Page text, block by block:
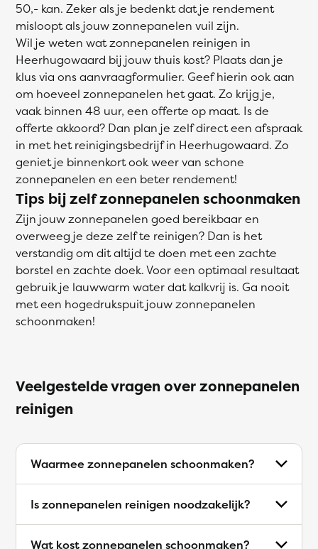
50,- kan. Zeker als je bedenkt dat je rendement
misloopt als jouw zonnepanelen vuil zijn.
Wil je weten wat zonnepanelen reinigen in
Heerhugowaard bij jouw thuis kost? Plaats dan je
klus via ons aanvraagformulier. Geef hierin ook aan
om hoeveel zonnepanelen het gaat. Zo krijg je,
vaak binnen 48 uur, een offerte op maat. Is de
offerte akkoord? Dan plan je zelf direct een afspraak
in met het reinigingsbedrijf in Heerhugowaard. Zo
geniet je binnenkort ook weer van schone
zonnepanelen en een beter rendement!
Tips bij zelf zonnepanelen schoonmaken
Zijn jouw zonnepanelen goed bereikbaar en
overweeg je deze zelf te reinigen? Dan is het
verstandig om dit altijd te doen met een zachte
borstel en zachte doek. Voor een optimaal resultaat
gebruik je lauwwarm water dat kalkvrij is. Ga nooit
met een hogedrukspuit jouw zonnepanelen
schoonmaken!
Veelgestelde vragen over zonnepanelen
reinigen
Waarmee zonnepanelen schoonmaken?
Is zonnepanelen reinigen noodzakelijk?
Wat kost zonnepanelen schoonmaken?